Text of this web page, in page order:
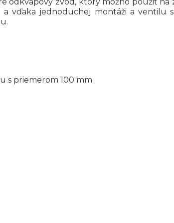
vďaka jednoduchej montáži a
s priemerom 100 mm